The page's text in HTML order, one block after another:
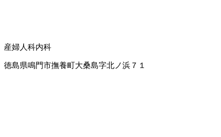
産婦人科内科
徳島県鳴門市撫養町大桑島字北ノ浜７１